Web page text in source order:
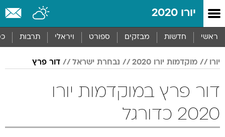
יורו 2020
ראשי חדשות מבזקים ספורט ויראלי תרבות
יורו מוקדמות יורו 2020 נבחרת ישראל דור פרץ
דור פרץ במוקדמות יורו
2020 כדורגל